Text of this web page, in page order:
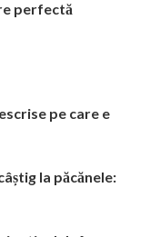
perfectă
pe care e
la păcănele: